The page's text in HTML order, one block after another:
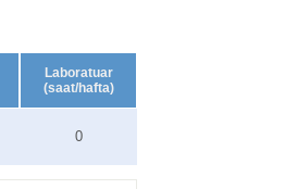
Laboratuar
(saat/hafta)
0